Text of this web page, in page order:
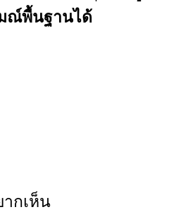
ณ์พื้นฐานได้
กเห็น